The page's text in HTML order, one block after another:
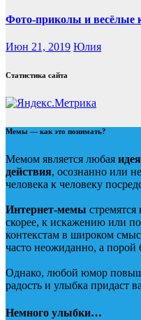
Фото-приколы и весёлые
Июн 21, 2019 Юлия
Статистика сайта
Мемы — как это понимать?
Мемом является любая
действия, осознанно или
человека к человеку
Интернет-мемы
скорее, к искажению или
контекстам в широком
часто неожиданно, а порой
Однако, любой юмор
радость и улыбка придаст
Немного улыбки…